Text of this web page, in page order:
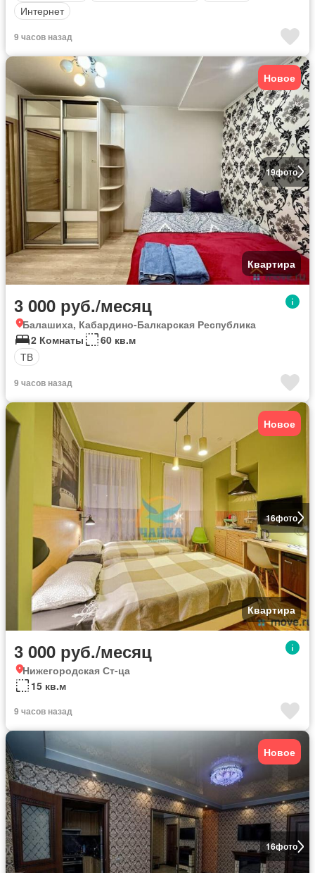
Интернет
9 часов назад
19фото
Новое
Квартира
3 000 руб./месяц
Балашиха, Кабардино-Балкарская Республика
2 Комнаты
60 кв.м
ТВ
9 часов назад
16фото
Новое
Квартира
3 000 руб./месяц
Нижегородская Ст-ца
15 кв.м
9 часов назад
16фото
Новое